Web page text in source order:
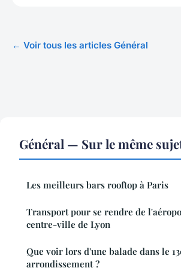
← Voir tous les articles Général
Général — Sur le même
Les meilleurs bars rooftop à Paris
Transport pour se rendre de
centre-ville de Lyon
Que voir lors d'une balade dans le
arrondissement ?